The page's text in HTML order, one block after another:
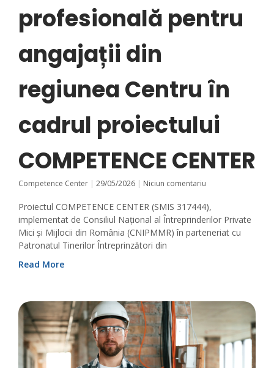
profesională pentru
angajații din
regiunea Centru în
cadrul proiectului
COMPETENCE CENTER
Competence Center 29/05/2026 Niciun comentariu
Proiectul COMPETENCE CENTER (SMIS 317444),
implementat de Consiliul Național al Întreprinderilor Private
Mici și Mijlocii din România (CNIPMMR) în parteneriat cu
Patronatul Tinerilor Întreprinzători din
Read More